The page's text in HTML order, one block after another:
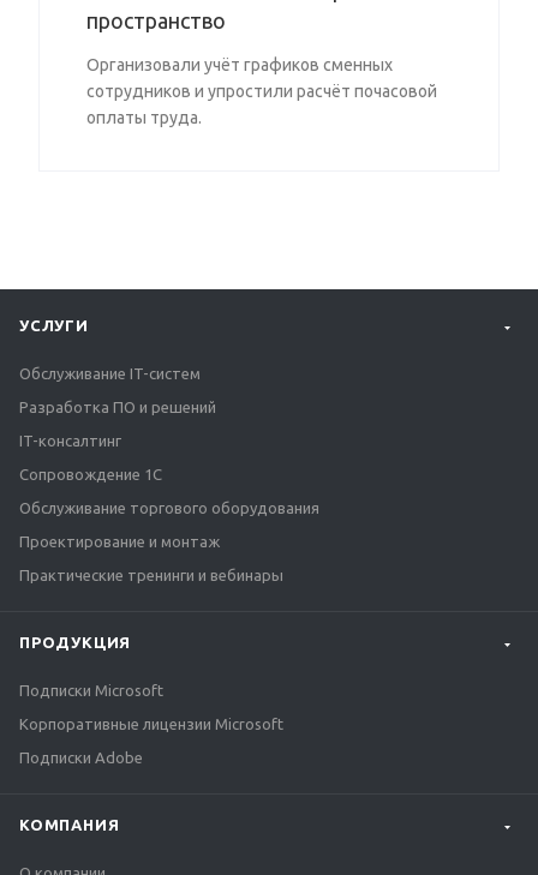
пространство
Организовали учёт графиков сменных
сотрудников и упростили расчёт почасовой
оплаты труда.
УСЛУГИ
Обслуживание IT-систем
Разработка ПО и решений
IT-консалтинг
Сопровождение 1С
Обслуживание торгового оборудования
Проектирование и монтаж
Практические тренинги и вебинары
ПРОДУКЦИЯ
Подписки Microsoft
Корпоративные лицензии Microsoft
Подписки Adobe
КОМПАНИЯ